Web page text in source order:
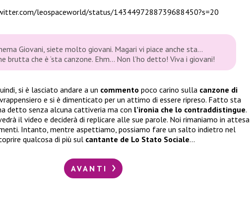
leospaceworld/status/1434497288739688450?s=20
Giovani, siete molto giovani. Magari vi piace anche sta…
brutta che è ‘sta canzone. Ehm… Non l’ho detto! Viva i giovani!
si è lasciato andare a un commento poco carino sulla canzone di
e si è dimenticato per un attimo di essere ripreso. Fatto sta
detto senza alcuna cattiveria ma con l’ironia che lo contraddistingue.
il video e deciderà di replicare alle sue parole. Noi rimaniamo in attesa
Intanto, mentre aspettiamo, possiamo fare un salto indietro nel
qualcosa di più sul cantante de Lo Stato Sociale…
AVANTI